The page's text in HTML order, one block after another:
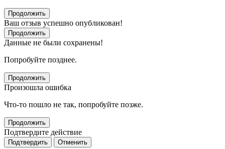
Продолжить
Ваш отзыв успешно опубликован!
Продолжить
Данные не были сохранены!
Попробуйте позднее.
Продолжить
Произошла ошибка
Что-то пошло не так, попробуйте позже.
Продолжить
Подтвердите действие
Подтвердить Отменить